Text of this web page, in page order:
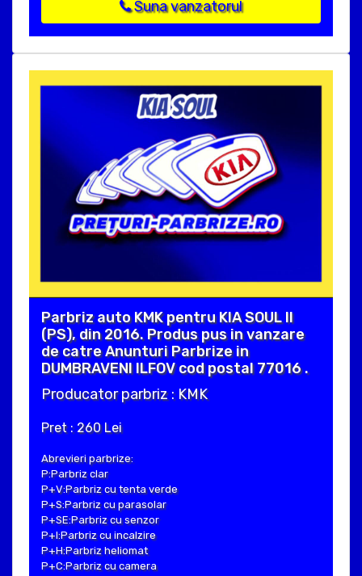
Suna vanzatorul
Parbriz auto KMK pentru KIA SOUL II
(PS), din 2016. Produs pus in vanzare
de catre Anunturi Parbrize in
DUMBRAVENI ILFOV cod postal 77016 .
Producator parbriz : KMK
Pret : 260 Lei
Abrevieri parbrize:
P:Parbriz clar
P+V:Parbriz cu tenta verde
P+S:Parbriz cu parasolar
P+SE:Parbriz cu senzor
P+I:Parbriz cu incalzire
P+H:Parbriz heliomat
P+C:Parbriz cu camera